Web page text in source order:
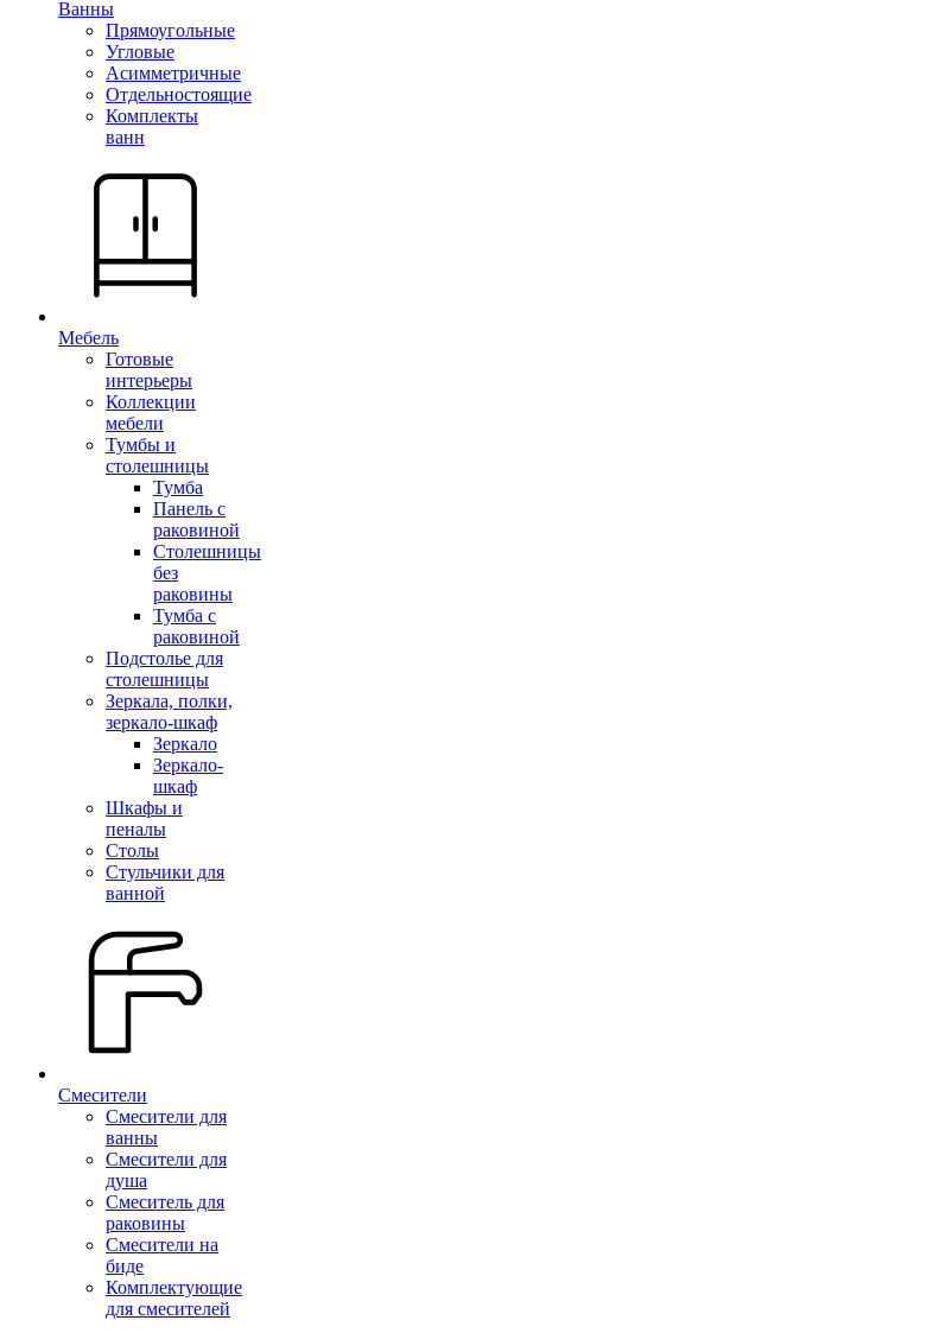
Ванны
Прямоугольные
Угловые
Асимметричные
Отдельностоящие
Комплекты
ванн
Мебель
Готовые
интерьеры
Коллекции
мебели
Тумбы и
столешницы
Тумба
Панель с
раковиной
Столешницы
без
раковины
Тумба с
раковиной
Подстолье для
столешницы
Зеркала, полки,
зеркало-шкаф
Зеркало
Зеркало-
шкаф
Шкафы и
пеналы
Столы
Стульчики для
ванной
Смесители
Смесители для
ванны
Смесители для
душа
Смеситель для
раковины
Смесители на
биде
Комплектующие
для смесителей